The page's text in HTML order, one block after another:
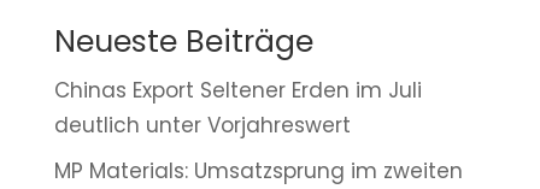
Neueste Beiträge
Chinas Export Seltener Erden im Juli
deutlich unter Vorjahreswert
MP Materials: Umsatzsprung im zweiten